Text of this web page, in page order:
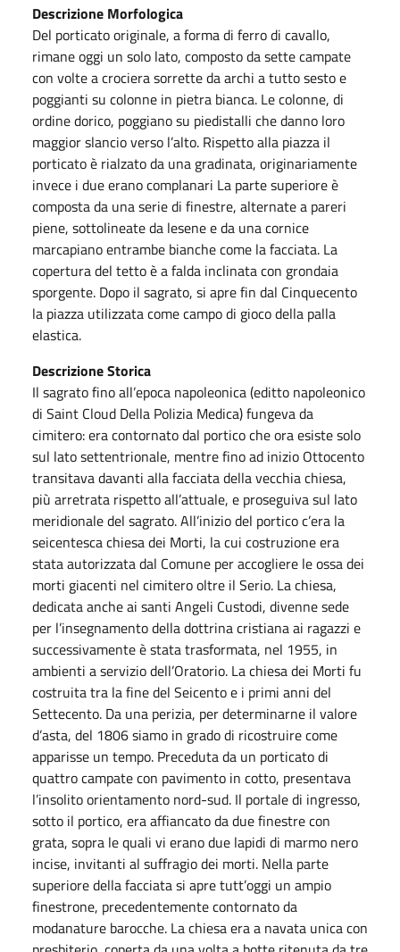
Descrizione Morfologica
Del porticato originale, a forma di ferro di cavallo,
rimane oggi un solo lato, composto da sette campate
con volte a crociera sorrette da archi a tutto sesto e
poggianti su colonne in pietra bianca. Le colonne, di
ordine dorico, poggiano su piedistalli che danno loro
maggior slancio verso l’alto. Rispetto alla piazza il
porticato è rialzato da una gradinata, originariamente
invece i due erano complanari La parte superiore è
composta da una serie di finestre, alternate a pareri
piene, sottolineate da lesene e da una cornice
marcapiano entrambe bianche come la facciata. La
copertura del tetto è a falda inclinata con grondaia
sporgente. Dopo il sagrato, si apre fin dal Cinquecento
la piazza utilizzata come campo di gioco della palla
elastica.
Descrizione Storica
Il sagrato fino all’epoca napoleonica (editto napoleonico
di Saint Cloud Della Polizia Medica) fungeva da
cimitero: era contornato dal portico che ora esiste solo
sul lato settentrionale, mentre fino ad inizio Ottocento
transitava davanti alla facciata della vecchia chiesa,
più arretrata rispetto all’attuale, e proseguiva sul lato
meridionale del sagrato. All’inizio del portico c’era la
seicentesca chiesa dei Morti, la cui costruzione era
stata autorizzata dal Comune per accogliere le ossa dei
morti giacenti nel cimitero oltre il Serio. La chiesa,
dedicata anche ai santi Angeli Custodi, divenne sede
per l’insegnamento della dottrina cristiana ai ragazzi e
successivamente è stata trasformata, nel 1955, in
ambienti a servizio dell’Oratorio. La chiesa dei Morti fu
costruita tra la fine del Seicento e i primi anni del
Settecento. Da una perizia, per determinarne il valore
d’asta, del 1806 siamo in grado di ricostruire come
apparisse un tempo. Preceduta da un porticato di
quattro campate con pavimento in cotto, presentava
l’insolito orientamento nord-sud. Il portale di ingresso,
sotto il portico, era affiancato da due finestre con
grata, sopra le quali vi erano due lapidi di marmo nero
incise, invitanti al suffragio dei morti. Nella parte
superiore della facciata si apre tutt’oggi un ampio
finestrone, precedentemente contornato da
modanature barocche. La chiesa era a navata unica con